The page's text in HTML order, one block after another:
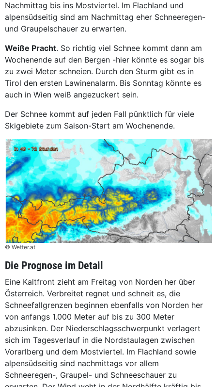
Nachmittag bis ins Mostviertel. Im Flachland und
alpensüdseitig sind am Nachmittag eher Schneeregen-
und Graupelschauer zu erwarten.
Weiße Pracht. So richtig viel Schnee kommt dann am
Wochenende auf den Bergen -hier könnte es sogar bis
zu zwei Meter schneien. Durch den Sturm gibt es in
Tirol den ersten Lawinenalarm. Bis Sonntag könnte es
auch in Wien weiß angezuckert sein.
Der Schnee kommt auf jeden Fall pünktlich für viele
Skigebiete zum Saison-Start am Wochenende.
© Wetter.at
Die Prognose im Detail
Eine Kaltfront zieht am Freitag von Norden her über
Österreich. Verbreitet regnet und schneit es, die
Schneefallgrenzen beginnen ebenfalls von Norden her
von anfangs 1.000 Meter auf bis zu 300 Meter
abzusinken. Der Niederschlagsschwerpunkt verlagert
sich im Tagesverlauf in die Nordstaulagen zwischen
Vorarlberg und dem Mostviertel. Im Flachland sowie
alpensüdseitig sind nachmittags vor allem
Schneeregen-, Graupel- und Schneeschauer zu